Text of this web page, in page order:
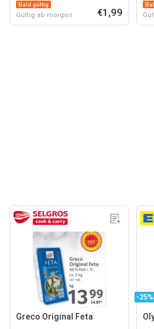
Bald gültig
Gültig ab morgen €1,99
Greco Original Feta
-25%